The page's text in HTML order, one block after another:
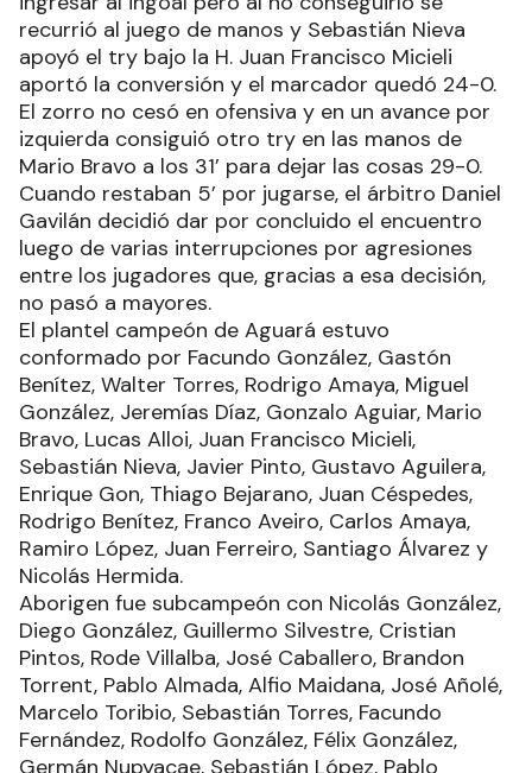
recurrió al juego de manos y Sebastián Nieva
apoyó el try bajo la H. Juan Francisco Micieli
aportó la conversión y el marcador quedó 24-0.
El zorro no cesó en ofensiva y en un avance por
izquierda consiguió otro try en las manos de
Mario Bravo a los 31’ para dejar las cosas 29-0.
Cuando restaban 5’ por jugarse, el árbitro Daniel
Gavilán decidió dar por concluido el encuentro
luego de varias interrupciones por agresiones
entre los jugadores que, gracias a esa decisión,
no pasó a mayores.
El plantel campeón de Aguará estuvo
conformado por Facundo González, Gastón
Benítez, Walter Torres, Rodrigo Amaya, Miguel
González, Jeremías Díaz, Gonzalo Aguiar, Mario
Bravo, Lucas Alloi, Juan Francisco Micieli,
Sebastián Nieva, Javier Pinto, Gustavo Aguilera,
Enrique Gon, Thiago Bejarano, Juan Céspedes,
Rodrigo Benítez, Franco Aveiro, Carlos Amaya,
Ramiro López, Juan Ferreiro, Santiago Álvarez y
Nicolás Hermida.
Aborigen fue subcampeón con Nicolás González,
Diego González, Guillermo Silvestre, Cristian
Pintos, Rode Villalba, José Caballero, Brandon
Torrent, Pablo Almada, Alfio Maidana, José Añolé,
Marcelo Toribio, Sebastián Torres, Facundo
Fernández, Rodolfo González, Félix González,